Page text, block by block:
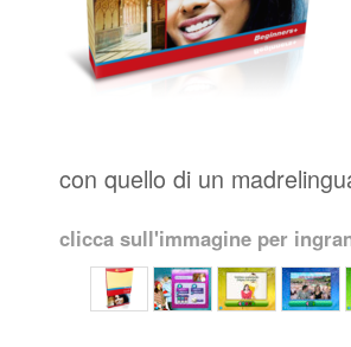
con quello di un
clicca sull'immagine per